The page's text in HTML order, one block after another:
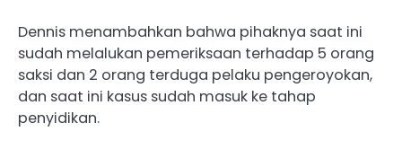
Dennis menambahkan bahwa pihaknya saat ini
sudah melalukan pemeriksaan terhadap 5 orang
saksi dan 2 orang terduga pelaku pengeroyokan,
dan saat ini kasus sudah masuk ke tahap
penyidikan.